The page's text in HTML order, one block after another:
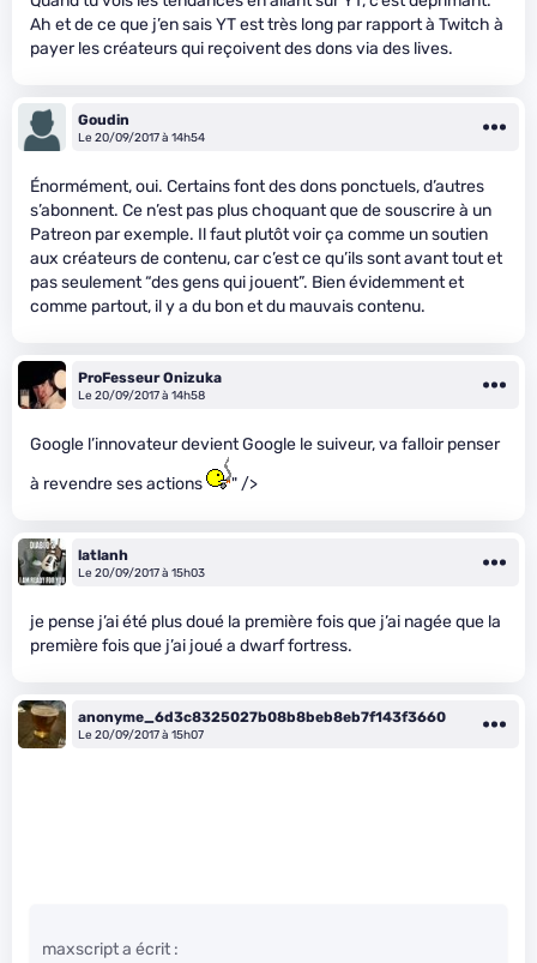
Ah et de ce que j’en sais YT est très long par rapport à Twitch à
payer les créateurs qui reçoivent des dons via des lives.
Goudin
Le 20/09/2017 à 14h54
Énormément, oui. Certains font des dons ponctuels, d’autres
s’abonnent. Ce n’est pas plus choquant que de souscrire à un
Patreon par exemple. Il faut plutôt voir ça comme un soutien
aux créateurs de contenu, car c’est ce qu’ils sont avant tout et
pas seulement “des gens qui jouent”. Bien évidemment et
comme partout, il y a du bon et du mauvais contenu.
ProFesseur Onizuka
Le 20/09/2017 à 14h58
Google l’innovateur devient Google le suiveur, va falloir penser
à revendre ses actions
" />
latlanh
Le 20/09/2017 à 15h03
je pense j’ai été plus doué la première fois que j’ai nagée que la
première fois que j’ai joué a dwarf fortress.
anonyme_6d3c8325027b08b8beb8eb7f143f3660
Le 20/09/2017 à 15h07
maxscript a écrit :